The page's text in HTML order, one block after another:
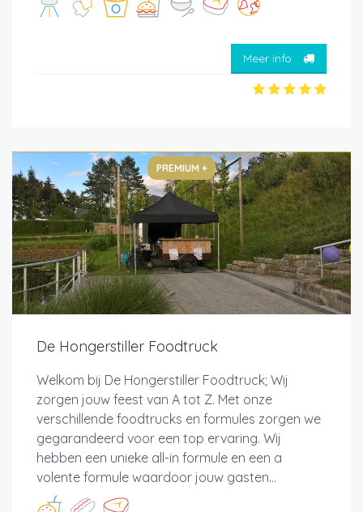
Meer info
PREMIUM +
De Hongerstiller Foodtruck
Welkom bij De Hongerstiller Foodtruck; Wij
zorgen jouw feest van A tot Z. Met onze
verschillende foodtrucks en formules zorgen we
gegarandeerd voor een top ervaring. Wij
hebben een unieke all-in formule en een a
volente formule waardoor jouw gasten...